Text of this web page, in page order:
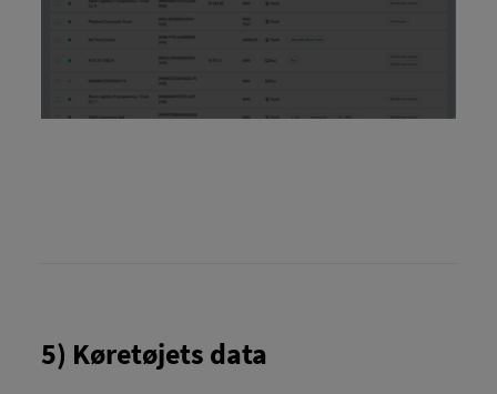
5) Køretøjets data